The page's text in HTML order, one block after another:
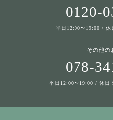
0120-
平日12:00〜19:00 /
その他の
078-
平日12:00〜19:00 / 休日